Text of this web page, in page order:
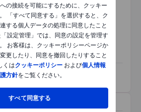
の接続を可能にするために、クッキー
「すべて同意する」を選択すると、ク
する個人データの処理に同意したこと
設定管理」では、同意の設定を管理す
お客様は、クッキーポリシーページか
更したり、同意を撤回したりすること
くはクッキーポリシー および個人情報
方針をご覧ください。
すべて同意する
/